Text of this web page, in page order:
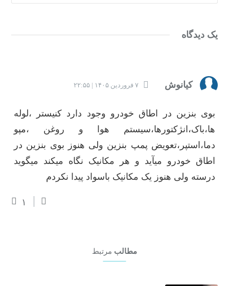
یک دیدگاه
کیانوش ۷ فروردین ۱۴۰۵ | ۲۲:۵۵
بوی بنزین در اطاق خودرو وجود دارد کنیستر ،لوله
ها،باک،انژکتورها،سیستم هوا و روغن ،مپو
دما،استپر،تعویض پمپ بنزین ولی هنوز بوی بنزین در
اطاق خودرو میآید و هر مکانیک نگاه میکند میگوید
درسته ولی هنوز یک مکانیک باسواد پیدا نکردم
۱
مطالب مرتبط